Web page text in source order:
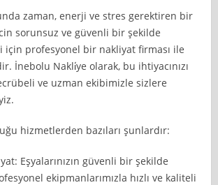
zaman, enerji ve stres gerektiren bir
sorunsuz ve güvenli bir şekilde
için profesyonel bir nakliyat firması ile
İnebolu Nakli̇ye olarak, bu ihtiyacınızı
ve uzman ekibimizle sizlere
hizmetlerden bazıları şunlardır:
Eşyalarınızın güvenli bir şekilde
ekipmanlarımızla hızlı ve kaliteli